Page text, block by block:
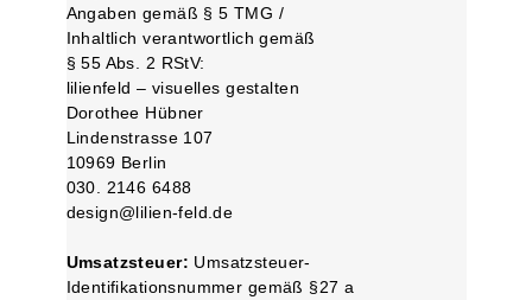
Angaben gemäß § 5 TMG /
Inhaltlich verantwortlich gemäß
§ 55 Abs. 2 RStV:
lilienfeld – visuelles gestalten
Dorothee Hübner
Lindenstrasse 107
10969 Berlin
030. 2146 6488
design@lilien-feld.de
Umsatzsteuer: Umsatzsteuer-
Identifikationsnummer gemäß §27 a